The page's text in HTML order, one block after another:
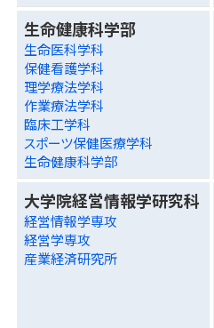
生命健康科学部
生命医科学科
保健看護学科
理学療法学科
作業療法学科
臨床工学科
スポーツ保健医療学科
生命健康科学部
大学院経営情報学研究科
経営情報学専攻
経営学専攻
産業経済研究所